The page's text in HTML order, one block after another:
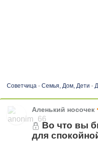
Советчица- Семья, Дом, Дети -
Аленький носочек
Во что вы
для